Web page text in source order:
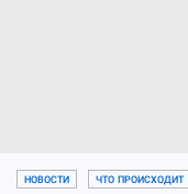
НОВОСТИ ЧТО ПРОИСХОДИТ